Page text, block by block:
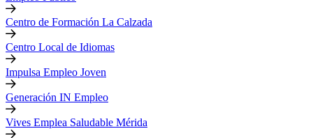
Centro de Formación La Calzada
Centro Local de Idiomas
Impulsa Empleo Joven
Generación IN Empleo
Vives Emplea Saludable Mérida